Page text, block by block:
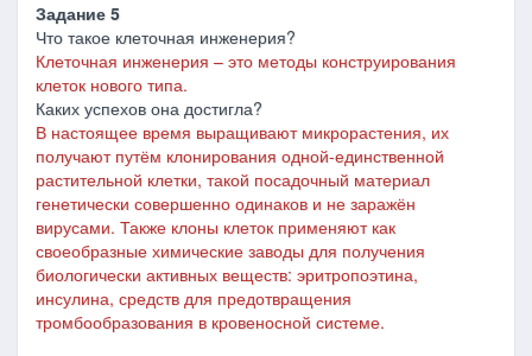
Задание 5
Что такое клеточная инженерия?
Клеточная инженерия – это методы конструирования
клеток нового типа.
Каких успехов она достигла?
В настоящее время выращивают микрорастения, их
получают путём клонирования одной-единственной
растительной клетки, такой посадочный материал
генетически совершенно одинаков и не заражён
вирусами. Также клоны клеток применяют как
своеобразные химические заводы для получения
биологически активных веществ: эритропоэтина,
инсулина, средств для предотвращения
тромбообразования в кровеносной системе.